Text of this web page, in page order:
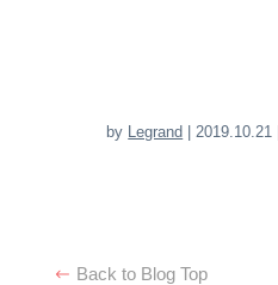
by Legrand | 2019.10.21 |
Back to Blog Top